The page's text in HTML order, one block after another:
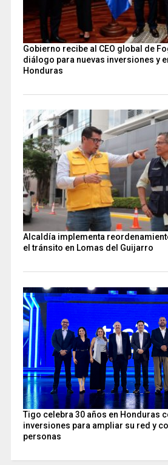
Gobierno recibe al CEO global de
diálogo para nuevas inversiones y
Honduras
Alcaldía implementa
el tránsito en Lomas del Guijarro
Tigo celebra 30 años en Honduras
inversiones para ampliar su red y
personas